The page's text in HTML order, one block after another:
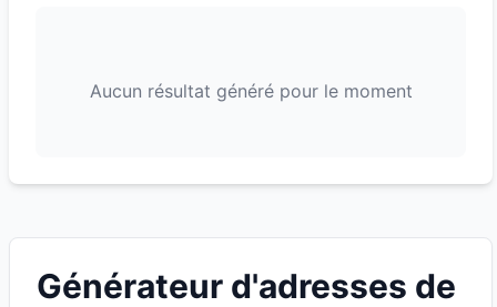
Aucun résultat généré pour le moment
Générateur d'adresses de